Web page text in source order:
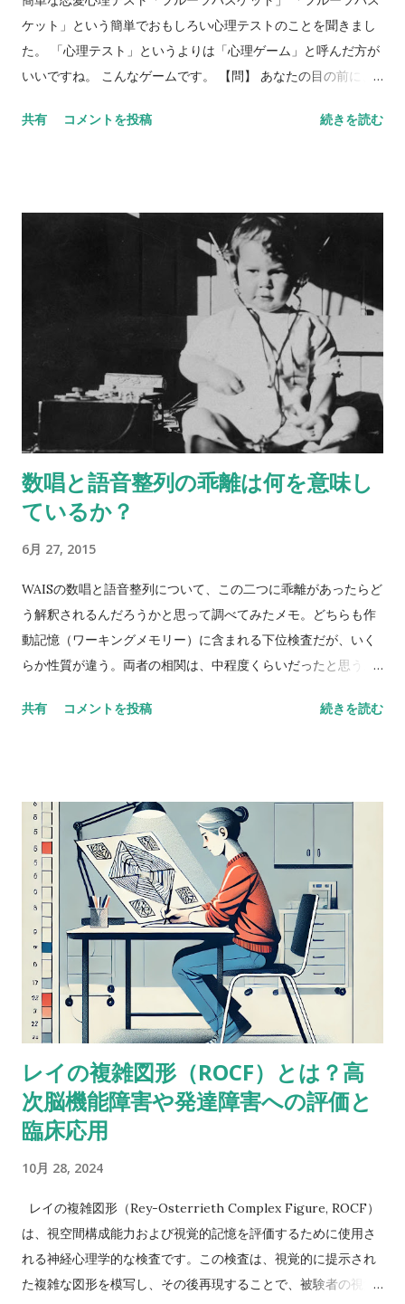
ケット」という簡単でおもしろい心理テストのことを聞きまし
た。 「心理テスト」というよりは「心理ゲーム」と呼んだ方が
いいですね。 こんなゲームです。 【問】 あなたの目の前に、
ナナ、ぶどう、みかん、イチゴ、キウイが入っています。5種類
共有 コメントを投稿 続きを読む
数唱と語音整列の乖離は何を意味し
ているか？
6月 27, 2015
WAISの数唱と語音整列について、この二つに乖離があったらど
う解釈されるんだろうかと思って調べてみたメモ。どちらも作
動記憶（ワーキングメモリー）に含まれる下位検査だが、いく
らか性質が違う。両者の相関は、中程度くらいだったと思う。
sequencing とある海外の掲示板（？）でのやりとり。 一方が
４点以上の乖離（discrepancy）があった場合は？ 実施した
ばかりのアセスメントを詳しく考えてみると、言葉の受容と表
出が明らかに難しいケースだったけど、視空間スキルと処理速
度はまったく問題なく保たれていた。-Miriam という問題提起
に対するスレッドのようだ。 私も以前に何度か同じようなパタ
ーンに出会ったことがあって似たようなことを考えたことがあ
るけど、ぜんぜん専門外だったから。あなたももう考えてるだ
ろうけど、語音整列はたぶんより複雑な課題だと思う。という
のも、数唱のように単に数字を扱うんじゃなくって、（文字と
数字という）二種類の情報を使ってそれを切り替えながら作業
しなきゃいけないから。被験者が教示を理解して、すべてをす
っかり頭に入れることができたという手応えはありました
か？ これ（語音整列）を実行するにはいくつかの操作が必要
特に障壁となるかもしれません。他の下位検査にもこの仮説が
共有 コメントを投稿 続きを読む
レイの複雑図形（ROCF）とは？高
次脳機能障害や発達障害への評価と
臨床応用
10月 28, 2024
レイの複雑図形（Rey-Osterrieth Complex Figure, ROCF）
は、視空間構成能力および視覚的記憶を評価するために使用さ
れる神経心理学的な検査です。この検査は、視覚的に提示され
た複雑な図形を模写し、その後再現することで、被験者の視覚